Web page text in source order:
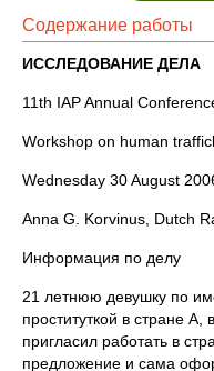
Содержание работы
ИССЛЕДОВАНИЕ ДЕЛА
11th IAP Annual
Workshop on human
Wednesday 30 August
Anna G. Korvinus, Dutch
Информация по делу
21 летнюю девушку по
проституткой в стране
пригласил работать в
предложение и сама